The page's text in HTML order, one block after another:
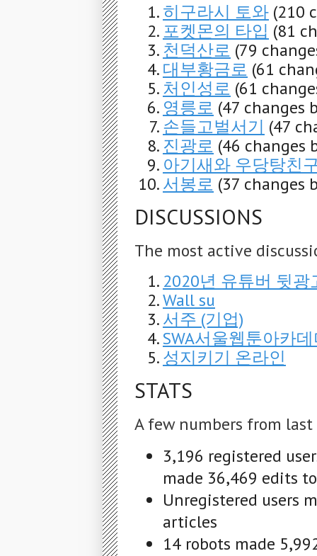
히구라시 토와 (210
포켓몬의 타입 (81
천덕산로 (79
대부황금로 (61
처인성로 (61
영릉로 (47 changes
손들고벌서기 (47
진광로 (46 changes
아기새와 우당탕친
서봉로 (37 changes
DISCUSSIONS
The most active
2020년 유튜버 뒷
Wall su
서주 (기업)
SWA서울웹툰아카
성지키기 온라인
STATS
A few numbers from last
3,196 registered
made 36,469 edits
Unregistered users
articles
14 robots made